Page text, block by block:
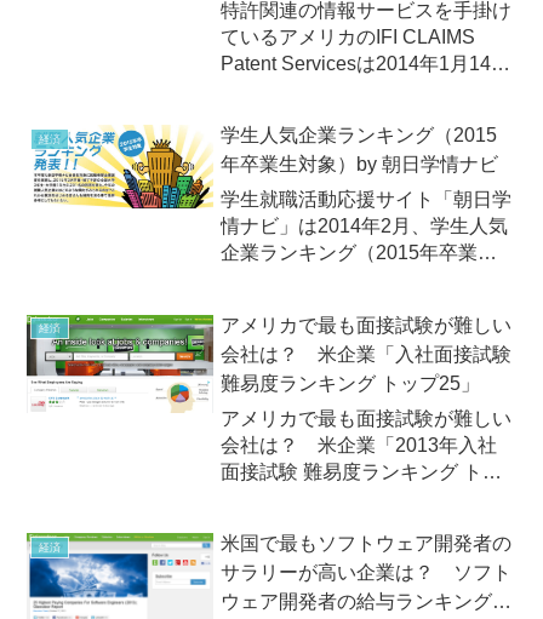
特許関連の情報サービスを手掛け
ているアメリカのIFI CLAIMS
Patent Servicesは2014年1月14日
Assignees）ランキングを発表。
トップは6809件のIBMで、21年連
続で首位の座をキープ！
経済
学生人気企業ランキング（2015
年卒業生対象）by 朝日学情ナビ
学生就職活動応援サイト「朝日学
情ナビ」は2014年2月、学生人気
企業ランキング（2015年卒業生
経済
アメリカで最も面接試験が難しい
会社は？ 米企業「入社面接試験
難易度ランキング トップ25」
アメリカで最も面接試験が難しい
会社は？ 米企業「2013年入社
面接試験 難易度ランキング トッ
入社面接試験 難易度ランキング
トップ25」を発表しました。この
「2013年入...
経済
米国で最もソフトウェア開発者の
サラリーが高い企業は？ ソフト
ウェア開発者の給与ランキング